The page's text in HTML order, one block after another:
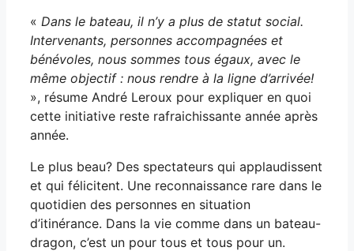
« Dans le bateau, il n’y a plus de statut social.
Intervenants, personnes accompagnées et
bénévoles, nous sommes tous égaux, avec le
même objectif : nous rendre à la ligne d’arrivée!
», résume André Leroux pour expliquer en quoi
cette initiative reste rafraichissante année après
année.
Le plus beau? Des spectateurs qui applaudissent
et qui félicitent. Une reconnaissance rare dans le
quotidien des personnes en situation
d’itinérance. Dans la vie comme dans un bateau-
dragon, c’est un pour tous et tous pour un.